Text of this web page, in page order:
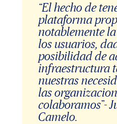
“El hecho de
plataforma
notablemente
los usuarios,
posibilidad de
infraestructura
nuestras
las
colaboramos”-
Camelo.